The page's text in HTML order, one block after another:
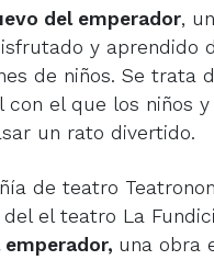
del emperador,
y aprendido
de niños. Se trata
con el que los niños
un rato divertido.
de teatro
el teatro La
una obra